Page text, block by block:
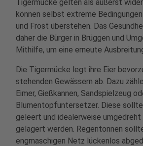
Tigermücke gelten als äußerst
können selbst extreme
und Frost überstehen. Das
daher die Bürger in Brüggen und
Mithilfe, um eine erneute
Die Tigermücke legt ihre Eier
stehenden Gewässern ab. Dazu
Eimer, Gießkannen, Sandspielzeug
Blumentopfuntersetzer. Diese
geleert und idealerweise
gelagert werden. Regentonnen
engmaschigen Netz lückenlos